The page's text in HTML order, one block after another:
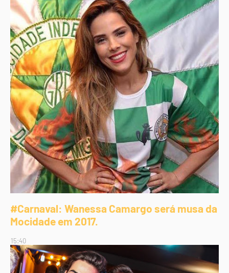
#Carnaval: Wanessa Camargo será musa da
Mocidade em 2017.
15:40